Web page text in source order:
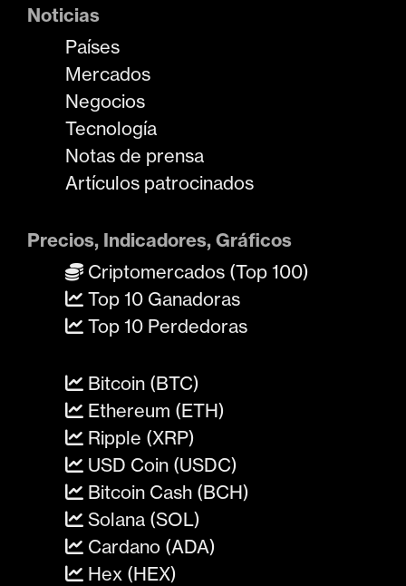
Noticias
Países
Mercados
Negocios
Tecnología
Notas de prensa
Artículos patrocinados
Precios, Indicadores, Gráficos
Criptomercados (Top 100)
Top 10 Ganadoras
Top 10 Perdedoras
Bitcoin (BTC)
Ethereum (ETH)
Ripple (XRP)
USD Coin (USDC)
Bitcoin Cash (BCH)
Solana (SOL)
Cardano (ADA)
Hex (HEX)